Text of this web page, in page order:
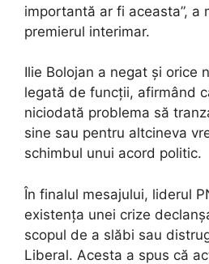
importantă ar fi aceasta”, a
premierul interimar.
Ilie Bolojan a negat și orice
legată de funcții, afirmând
niciodată problema să
sine sau pentru altcineva
schimbul unui acord politic.
În finalul mesajului, liderul
existența unei crize
scopul de a slăbi sau
Liberal. Acesta a spus că